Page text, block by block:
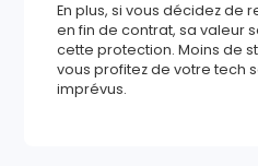
En plus, si vous décidez de
en fin de contrat, sa valeur
cette protection. Moins de
vous profitez de votre tech
imprévus.